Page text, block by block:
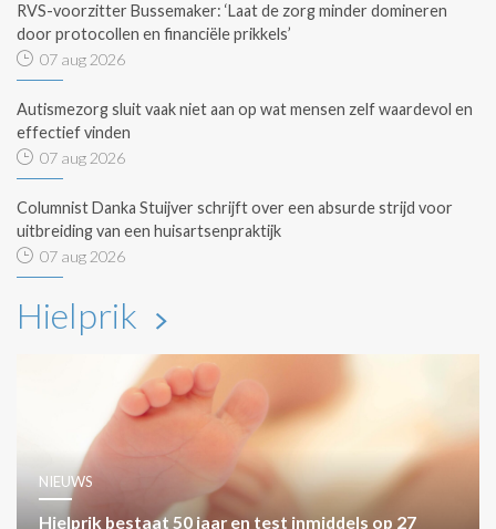
RVS-voorzitter Bussemaker: ‘Laat de zorg minder domineren
door protocollen en financiële prikkels’
07 aug 2026
Autismezorg sluit vaak niet aan op wat mensen zelf waardevol en
effectief vinden
07 aug 2026
Columnist Danka Stuijver schrijft over een absurde strijd voor
uitbreiding van een huisartsenpraktijk
07 aug 2026
Hielprik
NIEUWS
Hielprik bestaat 50 jaar en test inmiddels op 27